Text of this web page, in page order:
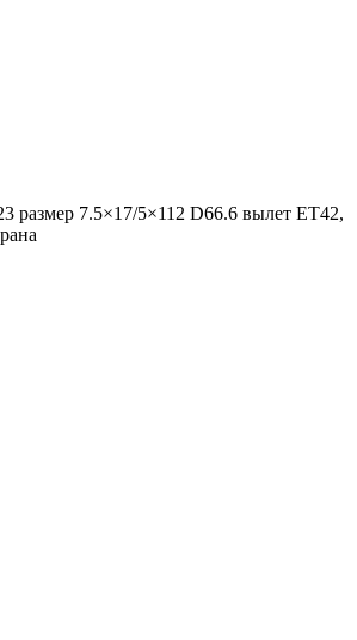
размер 7.5×17/5×112 D66.6 вылет ET42,